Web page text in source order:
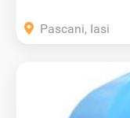
Pascani, Iasi